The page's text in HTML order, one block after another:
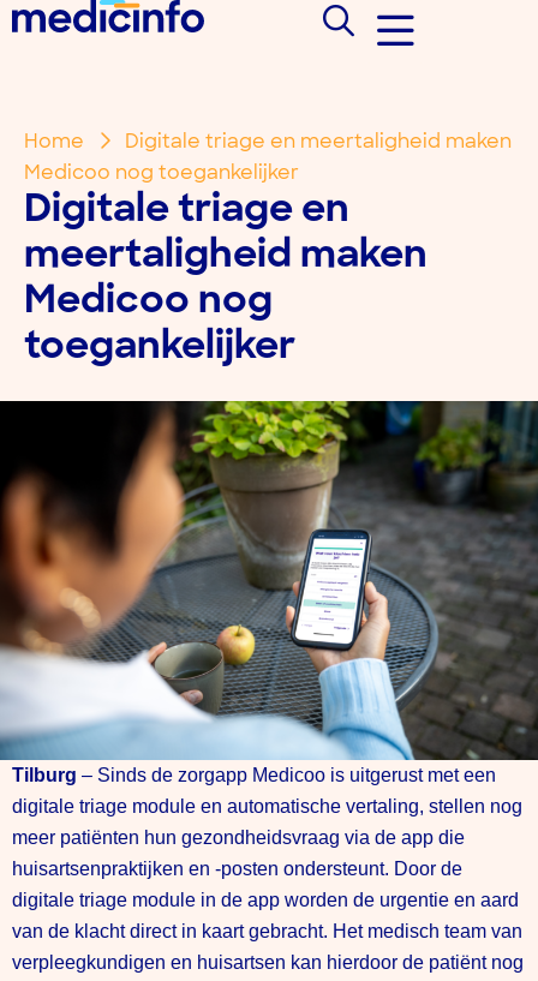
Home
Digitale triage en meertaligheid maken
Medicoo nog toegankelijker
Digitale triage en
meertaligheid maken
Medicoo nog
toegankelijker
Tilburg – Sinds de zorgapp Medicoo is uitgerust met een
digitale triage module en automatische vertaling, stellen nog
meer patiënten hun gezondheidsvraag via de app die
huisartsenpraktijken en -posten ondersteunt. Door de
digitale triage module in de app worden de urgentie en aard
van de klacht direct in kaart gebracht. Het medisch team van
verpleegkundigen en huisartsen kan hierdoor de patiënt nog